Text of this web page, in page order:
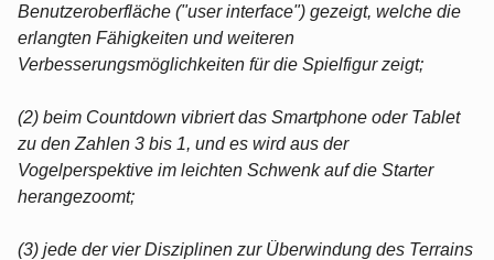
Benutzeroberfläche ("user interface") gezeigt, welche die
erlangten Fähigkeiten und weiteren
Verbesserungsmöglichkeiten für die Spielfigur zeigt;
(2) beim Countdown vibriert das Smartphone oder Tablet
zu den Zahlen 3 bis 1, und es wird aus der
Vogelperspektive im leichten Schwenk auf die Starter
herangezoomt;
(3) jede der vier Disziplinen zur Überwindung des Terrains